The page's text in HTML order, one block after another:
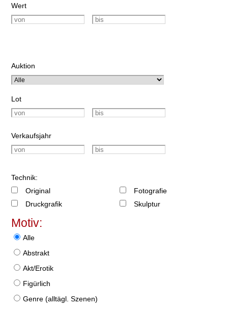
Wert
Auktion
Lot
Verkaufsjahr
Technik:
Original
Druckgrafik
Fotografie
Skulptur
Motiv:
Alle
Abstrakt
Akt/Erotik
Figürlich
Genre (alltägl. Szenen)